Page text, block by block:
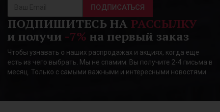
ПОДПИСАТЬСЯ
ПОДПИШИТЕСЬ НА РАССЫЛКУ
и получи -7% на первый заказ
Чтобы узнавать о наших распродажах и акциях, когда еще
есть из чего выбрать. Мы не спамим. Вы получите 2-4 письма в
месяц. Только с самыми важными и интересными новостями